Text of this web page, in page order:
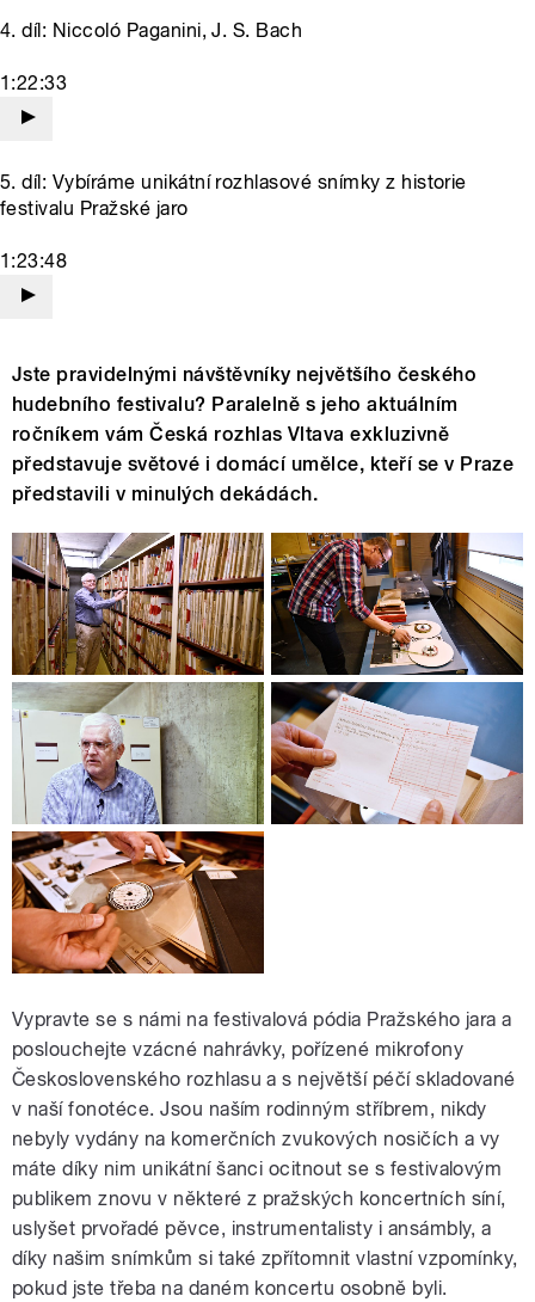
4. díl: Niccoló Paganini, J. S. Bach
1:22:33
5. díl: Vybíráme unikátní rozhlasové snímky z historie
festivalu Pražské jaro
1:23:48
Jste pravidelnými návštěvníky největšího českého
hudebního festivalu? Paralelně s jeho aktuálním
ročníkem vám Česká rozhlas Vltava exkluzivně
představuje světové i domácí umělce, kteří se v Praze
představili v minulých dekádách.
Vypravte se s námi na festivalová pódia Pražského jara a
poslouchejte vzácné nahrávky, pořízené mikrofony
Československého rozhlasu a s největší péčí skladované
v naší fonotéce. Jsou naším rodinným stříbrem, nikdy
nebyly vydány na komerčních zvukových nosičích a vy
máte díky nim unikátní šanci ocitnout se s festivalovým
publikem znovu v některé z pražských koncertních síní,
uslyšet prvořadé pěvce, instrumentalisty i ansámbly, a
díky našim snímkům si také zpřítomnit vlastní vzpomínky,
pokud jste třeba na daném koncertu osobně byli.